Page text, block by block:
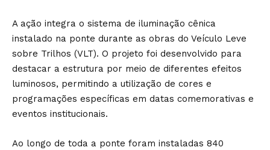
A ação integra o sistema de iluminação cênica
instalado na ponte durante as obras do Veículo Leve
sobre Trilhos (VLT). O projeto foi desenvolvido para
destacar a estrutura por meio de diferentes efeitos
luminosos, permitindo a utilização de cores e
programações específicas em datas comemorativas e
eventos institucionais.
Ao longo de toda a ponte foram instaladas 840